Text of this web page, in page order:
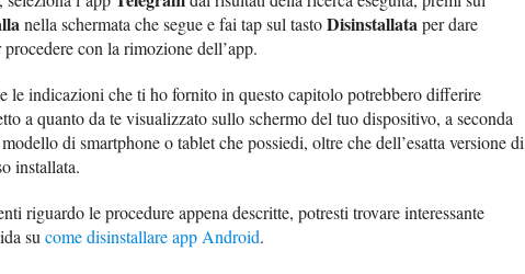
nella schermata che segue e fai tap sul tastoDisinstallataper dare
con la rimozione dell’app.
le indicazioni che ti ho fornito in questo capitolo potrebbero differire
a quanto da te visualizzato sullo schermo del tuo dispositivo, a seconda
di smartphone o tablet che possiedi, oltre che dell’esatta versione di
installata.
riguardo le procedure appena descritte, potresti trovare interessante
sucome disinstallare app Android.